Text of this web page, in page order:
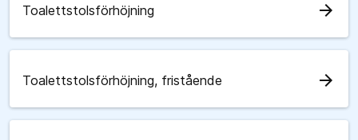
Toalettstolsförhöjning arrow_forward
Toalettstolsförhöjning, fristående arrow_forward